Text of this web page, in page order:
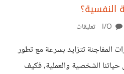
النفسية؟
المفاجئة تتزايد بسرعة مع تطور
الشخصية والعملية، فكيف